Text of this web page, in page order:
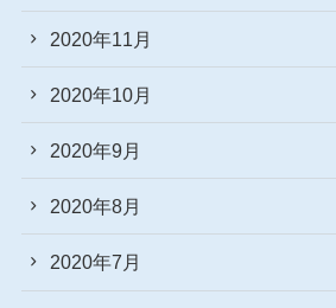
2020年11月
2020年10月
2020年9月
2020年8月
2020年7月